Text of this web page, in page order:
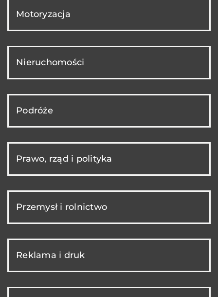
Motoryzacja
Nieruchomości
Podróże
Prawo, rząd i polityka
Przemysł i rolnictwo
Reklama i druk